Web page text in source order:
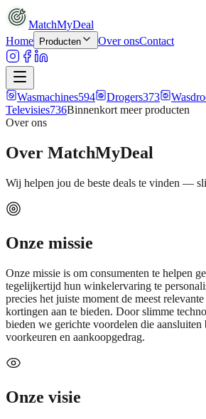
MatchMyDeal
Home
Producten Over onsContact
Wasmachines594 Drogers373
Televisies736Binnenkort meerproducten
Over ons
Over MatchMyDeal
Wij helpen jou de beste deals te vinden —
Onze missie
Onze missie is om consumenten te helpen
tegelijkertijd hun winkelervaring te
precies het juiste moment de meest
kortingen aan te bieden. Door slimme
bieden we gerichte voordelen die
voorkeuren en aankoopgedrag.
Onze visie